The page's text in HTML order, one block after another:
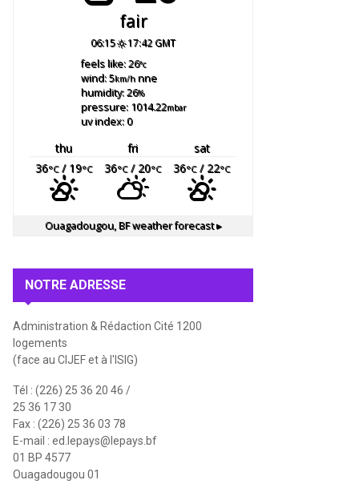
fair
06:15 17:42 GMT
feels like: 26°c
wind: 5km/hnne
humidity: 26%
pressure: 1014.22mbar
uv index: 0
thu fri
sat
36°C/ 19°C 36°C/ 20°C 36°C/ 22°C
Ouagadougou, BFweather forecast ▸
NOTRE ADRESSE
Administration & Rédaction Cité 1200
logements
(face au CIJEF et à l'ISIG)
Tél : (226) 25 36 20 46 /
25 36 17 30
Fax : (226) 25 36 03 78
E-mail : ed.lepays@lepays.bf
01 BP 4577
Ouagadougou 01